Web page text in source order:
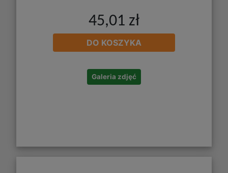
45,01 zł
DO KOSZYKA
Galeria zdjęć